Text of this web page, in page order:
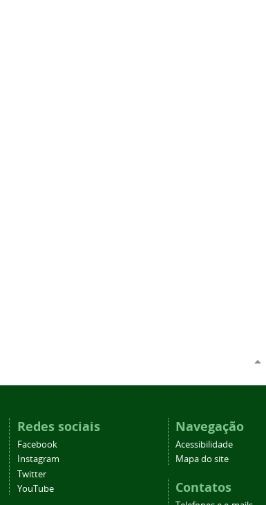
Redes sociais
Facebook
Instagram
Twitter
YouTube
Navegação
Acessibilidade
Mapa do site
Contatos